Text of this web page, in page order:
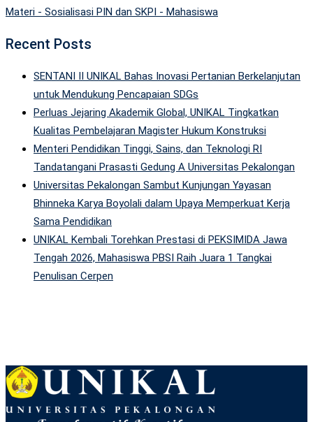
Materi - Sosialisasi PIN dan SKPI - Mahasiswa
Recent Posts
SENTANI II UNIKAL Bahas Inovasi Pertanian Berkelanjutan
untuk Mendukung Pencapaian SDGs
Perluas Jejaring Akademik Global, UNIKAL Tingkatkan
Kualitas Pembelajaran Magister Hukum Konstruksi
Menteri Pendidikan Tinggi, Sains, dan Teknologi RI
Tandatangani Prasasti Gedung A Universitas Pekalongan
Universitas Pekalongan Sambut Kunjungan Yayasan
Bhinneka Karya Boyolali dalam Upaya Memperkuat Kerja
Sama Pendidikan
UNIKAL Kembali Torehkan Prestasi di PEKSIMIDA Jawa
Tengah 2026, Mahasiswa PBSI Raih Juara 1 Tangkai
Penulisan Cerpen